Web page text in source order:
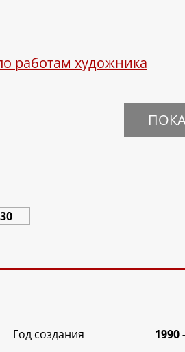
работам художника
Год создания
1990